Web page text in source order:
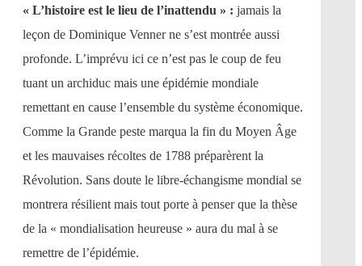
« L’histoire est le lieu de l’inattendu » : jamais la
leçon de Dominique Venner ne s’est montrée aussi
profonde. L’imprévu ici ce n’est pas le coup de feu
tuant un archiduc mais une épidémie mondiale
remettant en cause l’ensemble du système économique.
Comme la Grande peste marqua la fin du Moyen Âge
et les mauvaises récoltes de 1788 préparèrent la
Révolution. Sans doute le libre-échangisme mondial se
montrera résilient mais tout porte à penser que la thèse
de la « mondialisation heureuse » aura du mal à se
remettre de l’épidémie.